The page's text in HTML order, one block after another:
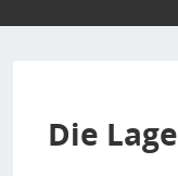
Die Lage